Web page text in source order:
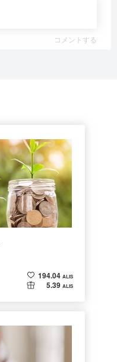
コメントする
194.04 ALIS
5.39 ALIS